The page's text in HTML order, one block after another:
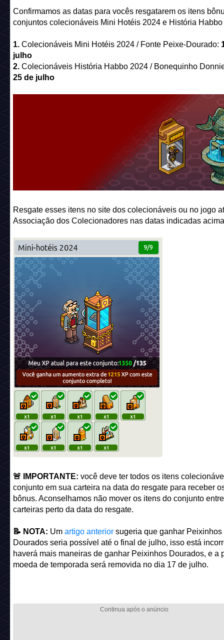
Confirmamos as datas para vocês resgatarem os itens
conjuntos colecionáveis Mini Hotéis 2024 e História Habbo
1. Colecionáveis Mini Hotéis 2024 / Fonte Peixe-Dourado:
julho
2. Colecionáveis História Habbo 2024 / Bonequinho
25 de julho
Resgate esses itens no site dos colecionáveis ou no jogo
Associação dos Colecionadores nas datas indicadas
🚨 IMPORTANTE: você deve ter todos os itens
conjunto em sua carteira na data do resgate para receber
bônus. Aconselhamos não mover os itens do conjunto entre
carteiras perto da data do resgate.
📝 NOTA: Um artigo anteriorsugeria que ganhar Peixinhos
Dourados seria possível até o final de julho, isso está
haverá mais maneiras de ganhar Peixinhos Dourados, e a
moeda de temporada será removida no dia 17 de julho.